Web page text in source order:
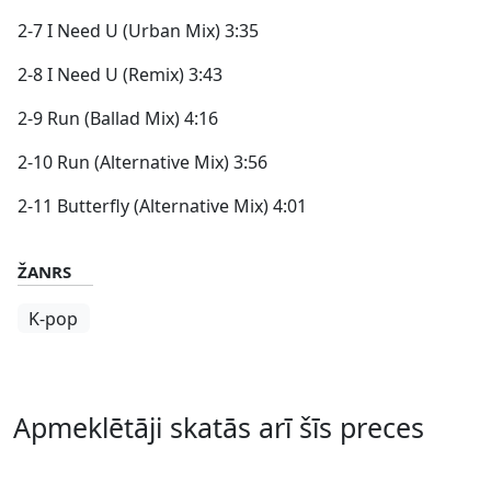
2-7 I Need U (Urban Mix) 3:35
2-8 I Need U (Remix) 3:43
2-9 Run (Ballad Mix) 4:16
2-10 Run (Alternative Mix) 3:56
2-11 Butterfly (Alternative Mix) 4:01
ŽANRS
K-pop
Apmeklētāji skatās arī šīs preces